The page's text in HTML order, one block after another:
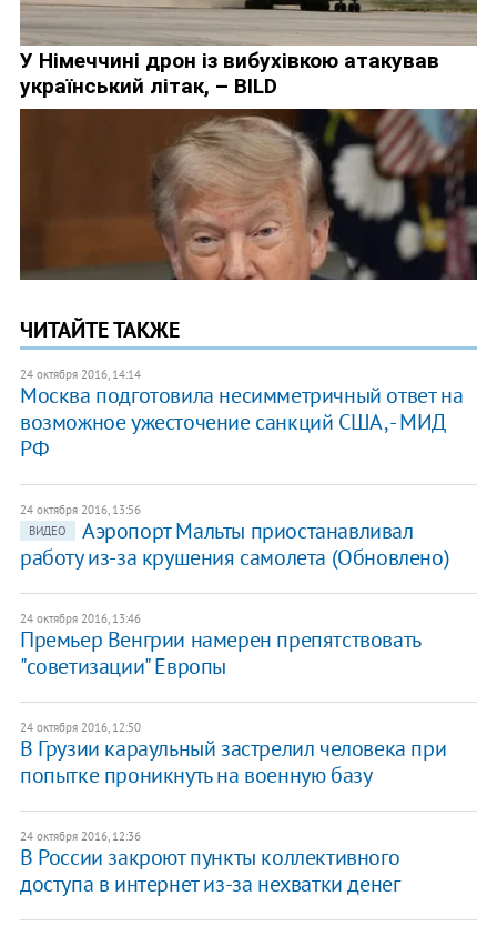
ЧИТАЙТЕ ТАКЖЕ
24 октября 2016, 14:14
Москва подготовила несимметричный ответ на
возможное ужесточение санкций США, - МИД
РФ
24 октября 2016, 13:56
ВИДЕО
Аэропорт Мальты приостанавливал
работу из-за крушения самолета (Обновлено)
24 октября 2016, 13:46
Премьер Венгрии намерен препятствовать
"советизации" Европы
24 октября 2016, 12:50
В Грузии караульный застрелил человека при
попытке проникнуть на военную базу
24 октября 2016, 12:36
В России закроют пункты коллективного
доступа в интернет из-за нехватки денег